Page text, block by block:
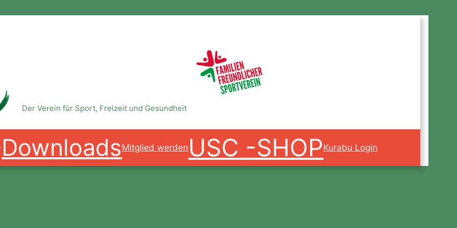
Der Verein für Sport, Freizeit und Gesundheit
DownloadsMitglied werdenUSC -SHOPKurabu Login